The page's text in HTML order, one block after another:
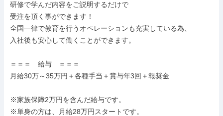
研修で学んだ内容をご説明するだけで
受注を頂く事ができます！
全国一律で教育を行うオペレーションも充実している為、
入社後も安心して働くことができます。
＝＝＝　給与　＝＝＝
月給30万～35万円＋各種手当＋賞与年3回＋報奨金
※家族保障2万円を含んだ給与です。
※単身の方は、月給28万円スタートです。